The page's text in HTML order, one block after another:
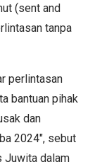
(sent and
tanpa
perlintasan
bantuan pihak
dan
2024", sebut
Juwita dalam